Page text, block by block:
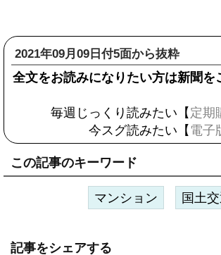
2021年09月09日付5面から抜粋
全文をお読みになりたい方は新聞を
毎週じっくり読みたい【 定期
今スグ読みたい【 電子
この記事のキーワード
マンション 国土
記事をシェアする